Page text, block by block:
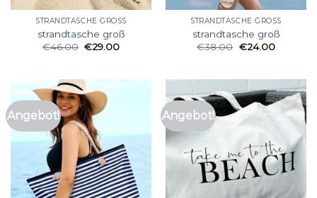
STRANDTASCHE GROSS
strandtasche groß
€46.00 €29.00
STRANDTASCHE GROSS
strandtasche groß
€38.00 €24.00
Angebot! Angebot!